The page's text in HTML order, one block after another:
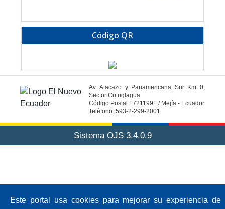
Código QR
Av. Atacazo y Panamericana Sur Km 0,
Sector Cutuglagua
Código Postal 17211991 / Mejía - Ecuador
Teléfono: 593-2-299-2001
Este portal usa cookies para mejorar su experiencia de
Sistema OJS 3.4.0.9